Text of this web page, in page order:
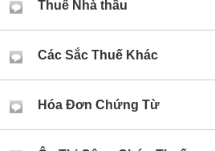
Thuế Nhà thầu
Các Sắc Thuế Khác
Hóa Đơn Chứng Từ